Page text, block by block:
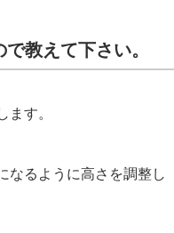
教えて下さい。
す。
なるように高さを調整し